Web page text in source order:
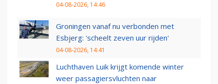
04-08-2026, 14:46
Groningen vanaf nu verbonden met
Esbjerg: 'scheelt zeven uur rijden'
04-08-2026, 14:41
Luchthaven Luik krijgt komende winter
weer passagiersvluchten naar